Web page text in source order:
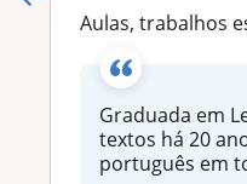
Aulas, trabalhos
Graduada em
textos há 20
português em